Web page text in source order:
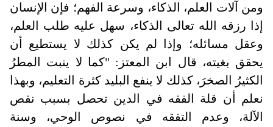
ومن آلات العلم، الذكاء، وسرعة الفهم؛ فإن الإنسان
إذا رزقه الله تعالى الذكاء، سهل عليه طلب العلم،
وعقل مسائله؛ وإذا لم يكن كذلك لا يستطيع أن
يحقق بغيته، قال ابن المعتز: "كما لا ينبت المطرُ
الكثيرُ الصخرَ، كذلك لا ينفع البليد كثرة التعليم، وبهذا
نعلم أن قلة الفقه في الدين تحصل بسبب نقص
الآلة، وعدم التفقه في نصوص الوحي، وسنة